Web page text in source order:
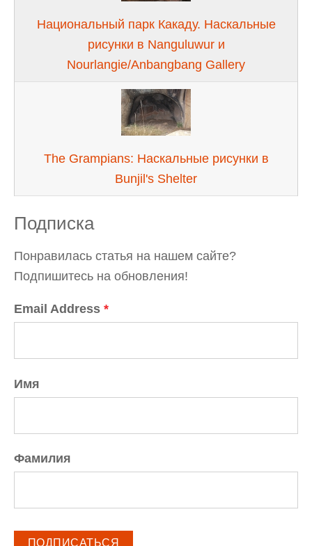
Национальный парк Какаду. Наскальные
рисунки в Nanguluwur и
Nourlangie/Anbangbang Gallery
The Grampians: Наскальные рисунки в
Bunjil's Shelter
Подписка
Понравилась статья на нашем сайте?
Подпишитесь на обновления!
Email Address *
Имя
Фамилия